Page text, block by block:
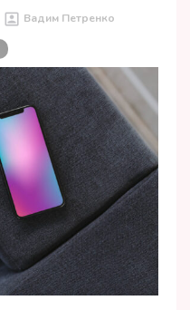
Вадим Петренко